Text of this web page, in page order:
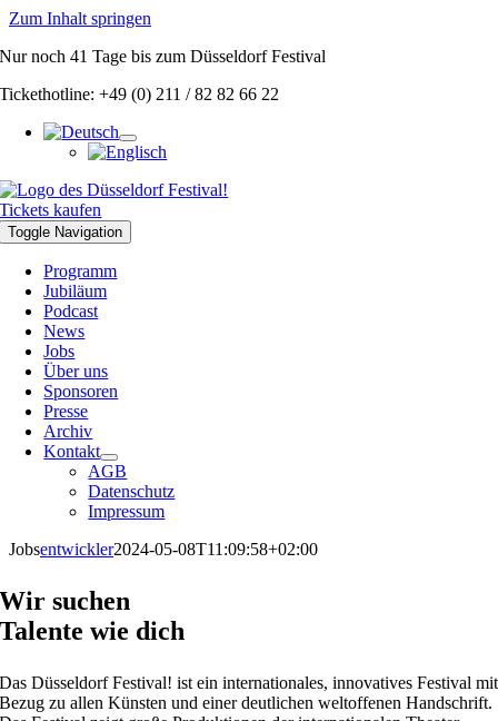
Zum Inhalt springen
Nur noch41 Tagebis zum Düsseldorf Festival
Tickethotline: +49 (0) 211 / 82 82 66 22
Tickets kaufen
Toggle Navigation
Programm
Jubiläum
Podcast
News
Jobs
Über uns
Sponsoren
Presse
Archiv
Kontakt
AGB
Datenschutz
Impressum
Jobsentwickler2024-05-08T11:09:58+02:00
Wir suchen
Talente wie dich
Das Düsseldorf Festival! ist ein internationales, innovatives Festival mit
Bezug zu allen Künsten und einer deutlichen weltoffenen Handschrift.